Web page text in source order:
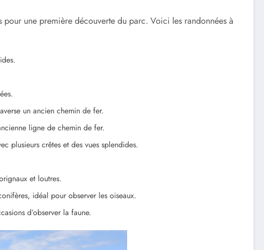
une première découverte du parc. Voici les randonnées à
un ancien chemin de fer.
ligne de chemin de fer.
plusieurs crêtes et des vues splendides.
et loutres.
idéal pour observer les oiseaux.
d’observer la faune.